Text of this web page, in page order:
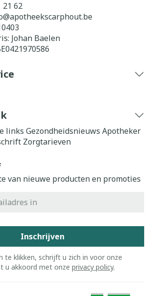
21 62
apotheekscarphout.be
Johan Baelen
links Gezondheidsnieuws Apotheker
Zorgtarieven
van nieuwe producten en promoties
Inschrijven
te klikken, schrijft u zich in voor onze
u akkoord met onze privacy policy.